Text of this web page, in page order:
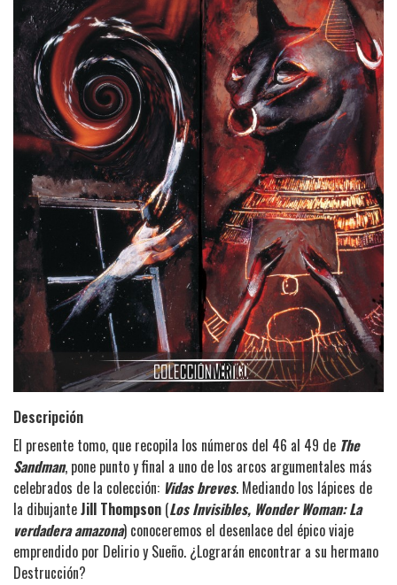
Descripción
El presente tomo, que recopila los números del 46 al 49 de The
Sandman, pone punto y final a uno de los arcos argumentales más
celebrados de la colección: Vidas breves. Mediando los lápices de
la dibujanteJill Thompson (Los Invisibles, Wonder Woman: La
verdadera amazona) conoceremos el desenlace del épico viaje
emprendido por Delirio y Sueño. ¿Lograrán encontrar a su hermano
Destrucción?